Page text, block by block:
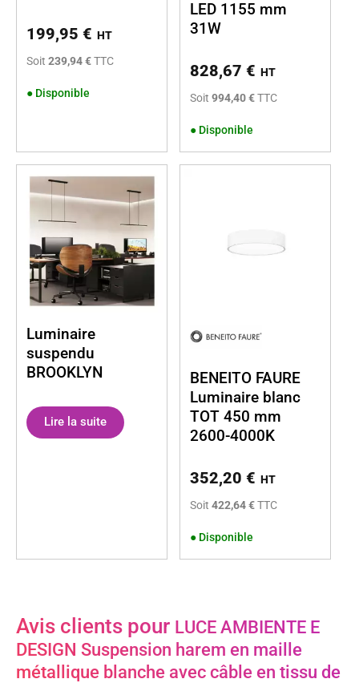
199,95 € HT
Soit 239,94 €TTC
● Disponible
LED 1155 mm
31W
828,67 € HT
Soit 994,40 €TTC
● Disponible
Luminaire
suspendu
BROOKLYN
Lire la suite
BENEITO FAURE
Luminaire blanc
TOT 450 mm
2600-4000K
352,20 € HT
Soit 422,64 €TTC
● Disponible
Avis clients pour LUCE AMBIENTE E
DESIGN Suspension harem en maille
métallique blanche avec câble en tissu de